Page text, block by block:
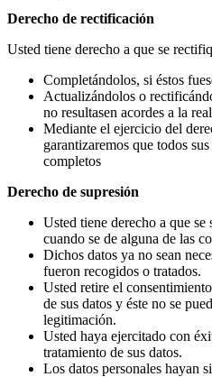
Derecho de rectificación
Usted tiene derecho a que se
Completándolos, si éstos
Actualizándolos o
no resultasen acordes a la
Mediante el ejercicio del
garantizaremos que todos
completos
Derecho de supresión
Usted tiene derecho a que se
cuando se de alguna de las
Dichos datos ya no sean
fueron recogidos o tratados.
Usted retire el
de sus datos y éste no se
legitimación.
Usted haya ejercitado con
tratamiento de sus datos.
Los datos personales hayan